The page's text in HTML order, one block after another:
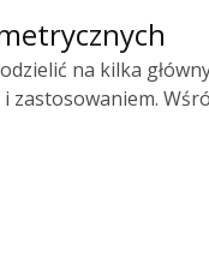
na kilka